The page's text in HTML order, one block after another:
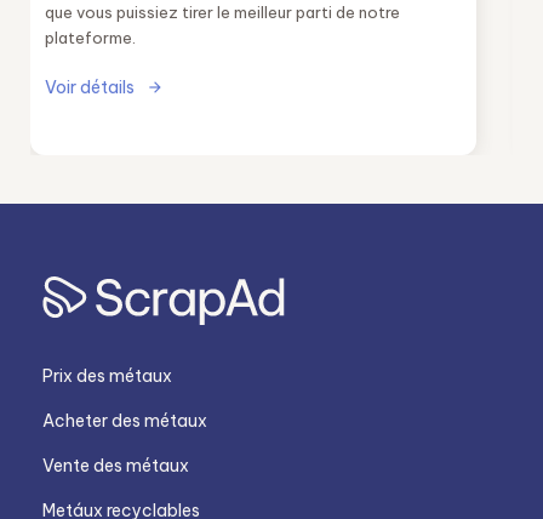
que vous puissiez tirer le meilleur parti de notre
plateforme.
Voir détails
Prix des métaux
Acheter des métaux
Vente des métaux
Metáux recyclables